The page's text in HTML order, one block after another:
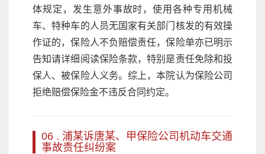
体规定，发生意外事故时，使用各种专用机械
车、特种车的人员无国家有关部门核发的有效操
作证的，保险人不负赔偿责任，保险单亦已明示
告知请详细阅读保险条款，特别是责任免除和投
保人、被保险人义务。综上，本院认为保险公司
拒绝赔偿保险金不违反合同约定。
06 . 浦某诉唐某、甲保险公司机动车交通
事故责任纠纷案